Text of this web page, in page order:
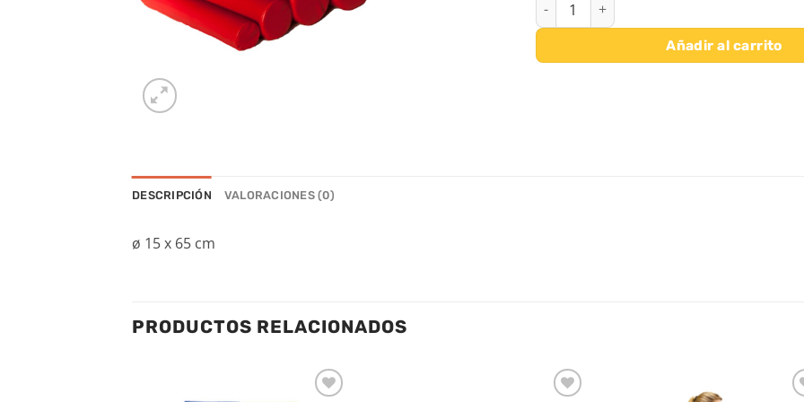
Añadir al carrito
DESCRIPCIÓN VALORACIONES (0)
ø 15 x 65 cm
PRODUCTOS RELACIONADOS